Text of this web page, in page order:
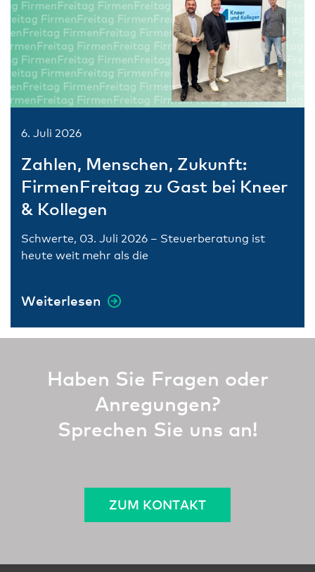
6. Juli 2026
Zahlen, Menschen, Zukunft:
FirmenFreitag zu Gast bei Kneer
& Kollegen
Schwerte, 03. Juli 2026 – Steuerberatung ist
heute weit mehr als die
Weiterlesen
Haben Sie Fragen oder
Anregungen?
Sprechen Sie uns an!
ZUM KONTAKT